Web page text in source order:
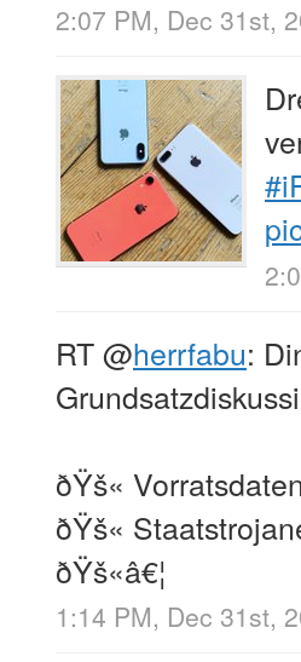
2:07 PM, Dec 31st,
RT@herrfabu:
ðŸš«
ðŸš«
ðŸš«â€¦
1:14 PM, Dec 31st,